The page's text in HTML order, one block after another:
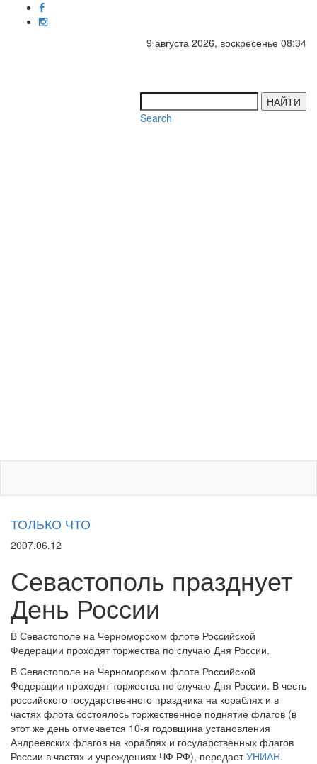
9 августа 2026, воскресенье 08:34
НАЙТИ
Search
ТОЛЬКО ЧТО
2007.06.12
Севастополь празднует
День России
В Севастополе на Черноморском флоте Российской
Федерации проходят торжества по случаю Дня России.
В Севастополе на Черноморском флоте Российской
Федерации проходят торжества по случаю Дня России. В честь
российского государственного праздника на кораблях и в
частях флота состоялось торжественное поднятие флагов (в
этот же день отмечается 10-я годовщина установления
Андреевских флагов на кораблях и государственных флагов
России в частях и учреждениях ЧФ РФ), передаетУНИАН.